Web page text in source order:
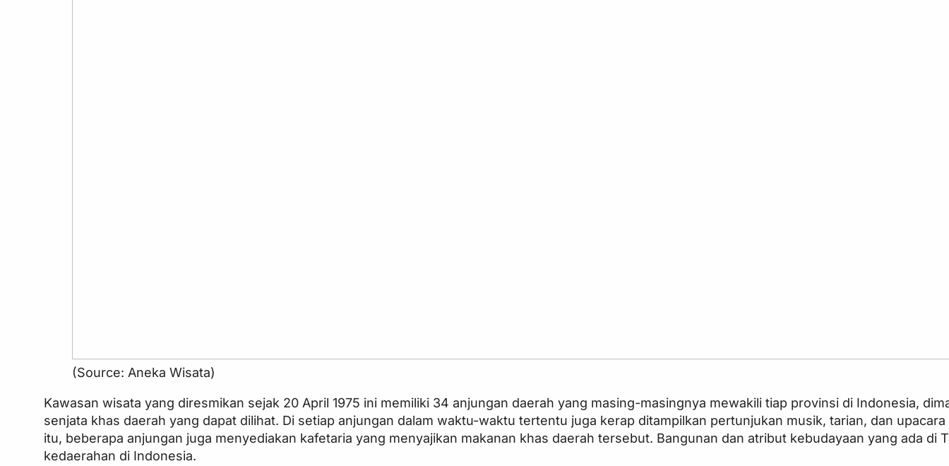
(Source: Aneka Wisata)
Kawasan wisata yang diresmikan sejak 20 April 1975 ini memiliki 34 anjungan daerah yang masing-masingnya mewakili tiap provinsi di Indonesia,
senjata khas daerah yang dapat dilihat. Di setiap anjungan dalam waktu-waktu tertentu juga kerap ditampilkan pertunjukan musik, tarian, dan
itu, beberapa anjungan juga menyediakan kafetaria yang menyajikan makanan khas daerah tersebut. Bangunan dan atribut kebudayaan yang ada
kedaerahan di Indonesia.